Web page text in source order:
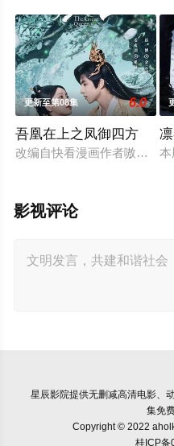
更新至第08集 6.0
吾凰在上之凤御四方
改编自快看漫画作者嗷小泽本
影视评论
星辰影院提供无删减高清电影、
集免
Copyright © 2022
桂ICP备